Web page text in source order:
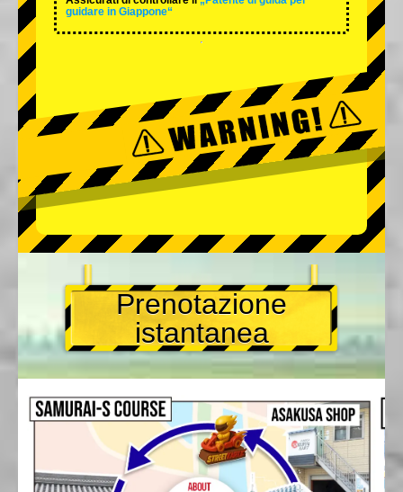
guidare in Giappone“
Prenotazione
istantanea